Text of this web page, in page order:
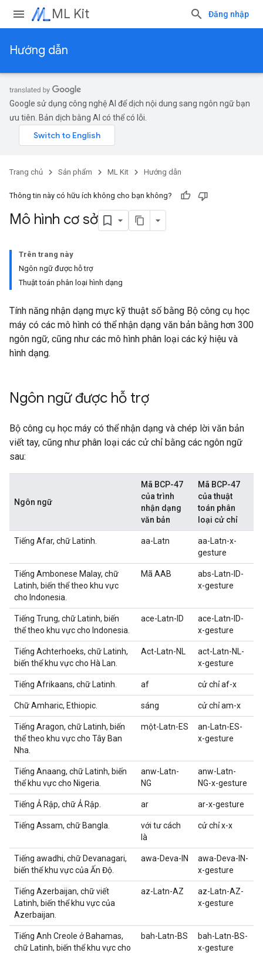
ML Kit Đăng nhập
Hướng dẫn
Google sử dụng công nghệ AI để dịch nội dung sang ngôn ngữ bạn
ưu tiên. Bản dịch bằng AI có thể có lỗi.
Trang chủ Sản phẩm ML Kit Hướng dẫn
Thông tin này có hữu ích không cho bạn không?
Mô hình cơ sở
Trên trang này
Ngôn ngữ được hỗ trợ
Thuật toán phân loại hình dạng
Tính năng nhận dạng mực kỹ thuật số bằng Bộ công cụ học
máy có các mô hình có thể nhận dạng văn bản bằng hơn 300
ngôn ngữ, cũng như các mô hình phân loại các ký hiệu và
hình dạng.
Ngôn ngữ được hỗ trợ
Bộ công cụ học máy có thể nhận dạng và chép lời văn bản
viết tay, cũng như phân loại các cử chỉ bằng các ngôn ngữ
sau:
Ngôn ngữ
Mã BCP-47
của trình
nhận dạng
văn bản
Mã BCP-47
của thuật
toán phân
loại cử chỉ
Tiếng Afar, chữ Latinh. aa-Latn
aa-Latn-x-
gesture
Tiếng Ambonese Malay, chữ
Latinh, biến thể theo khu vực
cho Indonesia.
Mã AAB
abs-Latn-ID-
x-gesture
Tiếng Trung, chữ Latinh, biến
thể theo khu vực cho Indonesia.
ace-Latn-ID
ace-Latn-ID-
x-gesture
Tiếng Achterhoeks, chữ Latinh,
biến thể khu vực cho Hà Lan.
Act-Latn-NL
act-Latn-NL-
x-gesture
Tiếng Afrikaans, chữ Latinh. af cử chỉ af-x
Chữ Amharic, Ethiopic. sáng cử chỉ am-x
Tiếng Aragon, chữ Latinh, biến
thể theo khu vực cho Tây Ban
Nha.
một-Latn-ES
an-Latn-ES-
x-gesture
Tiếng Anaang, chữ Latinh, biến
thể khu vực cho Nigeria.
anw-Latn-
NG
anw-Latn-
NG-x-gesture
Tiếng Ả Rập, chữ Ả Rập. ar ar-x-gesture
Tiếng Assam, chữ Bangla.
với tư cách
là
cử chỉ x-x
Tiếng awadhi, chữ Devanagari,
biến thể khu vực của Ấn Độ.
awa-Deva-IN
awa-Deva-IN-
x-gesture
Tiếng Azerbaijan, chữ viết
Latinh, biến thể khu vực của
Azerbaijan.
az-Latn-AZ
az-Latn-AZ-
x-gesture
Tiếng Anh Creole ở Bahamas,
chữ Latinh, biến thể khu vực cho
bah-Latn-BS
bah-Latn-BS-
x-gesture